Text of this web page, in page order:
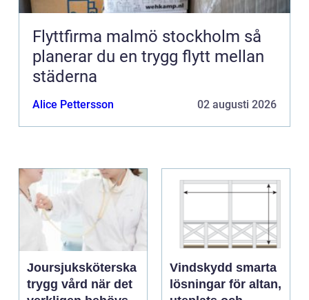
Flyttfirma malmö stockholm så
planerar du en trygg flytt mellan
städerna
Alice Pettersson 02 augusti 2026
Joursjuksköterska
trygg vård när det
Vindskydd smarta
lösningar för altan,